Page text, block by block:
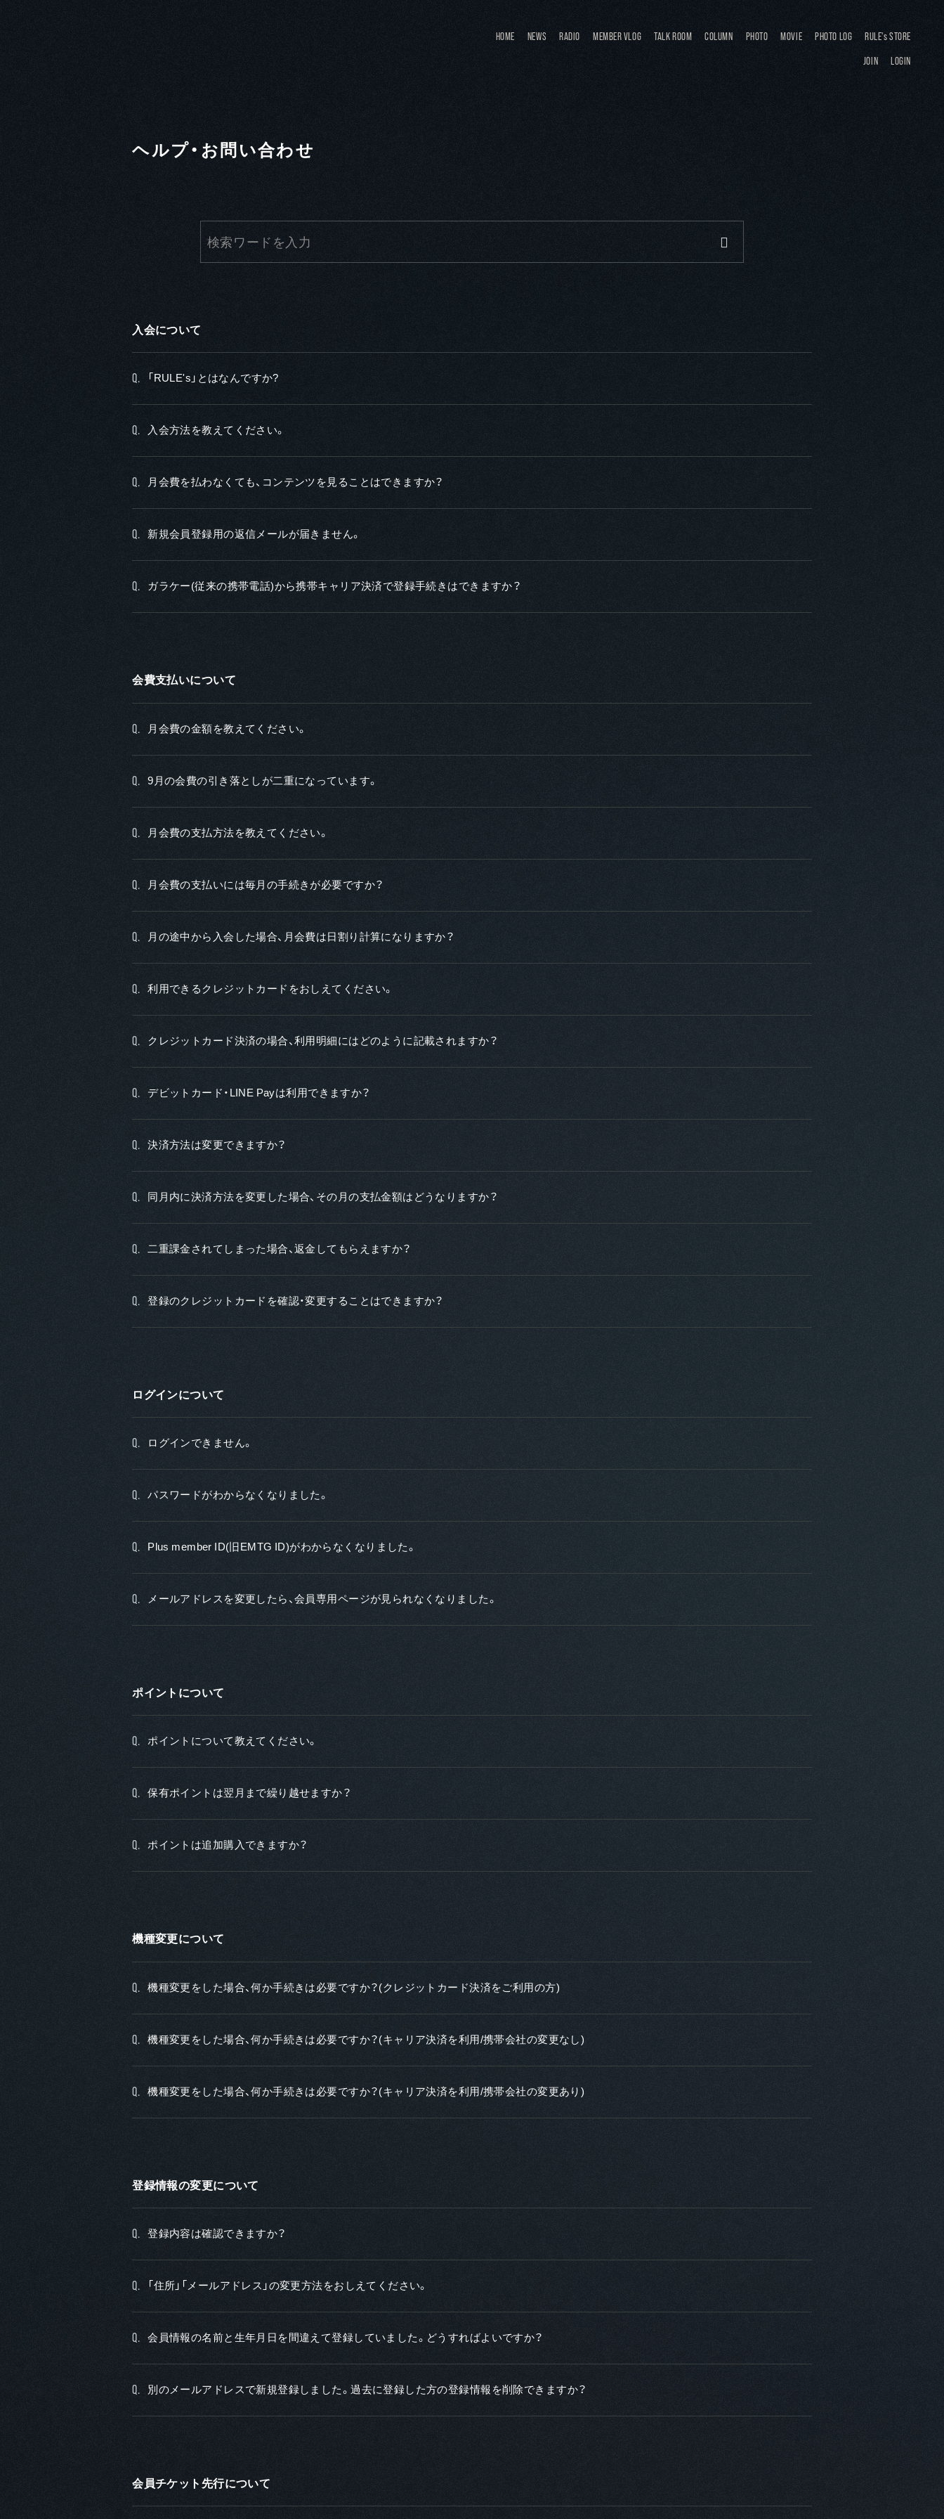
HOME NEWS RADIO MEMBER VLOG TALK ROOM COLUMN PHOTO MOVIE PHOTO LOG RULE's STORE
JOIN LOGIN
ヘルプ・お問い合わせ
入会について
Q. 「RULE's」とはなんですか?
Q. 入会方法を教えてください。
Q. 月会費を払わなくても、コンテンツを見ることはできますか？
Q. 新規会員登録用の返信メールが届きません。
Q. ガラケー(従来の携帯電話)から携帯キャリア決済で登録手続きはできますか？
会費支払いについて
Q. 月会費の金額を教えてください。
Q. 9月の会費の引き落としが二重になっています。
Q. 月会費の支払方法を教えてください。
Q. 月会費の支払いには毎月の手続きが必要ですか？
Q. 月の途中から入会した場合、月会費は日割り計算になりますか？
Q. 利用できるクレジットカードをおしえてください。
Q. クレジットカード決済の場合、利用明細にはどのように記載されますか？
Q. デビットカード・LINE Payは利用できますか？
Q. 決済方法は変更できますか？
Q. 同月内に決済方法を変更した場合、その月の支払金額はどうなりますか？
Q. 二重課金されてしまった場合、返金してもらえますか？
Q. 登録のクレジットカードを確認・変更することはできますか？
ログインについて
Q. ログインできません。
Q. パスワードがわからなくなりました。
Q. Plus member ID(旧EMTG ID)がわからなくなりました。
Q. メールアドレスを変更したら、会員専用ページが見られなくなりました。
ポイントについて
Q. ポイントについて教えてください。
Q. 保有ポイントは翌月まで繰り越せますか？
Q. ポイントは追加購入できますか？
機種変更について
Q. 機種変更をした場合、何か手続きは必要ですか？(クレジットカード決済をご利用の方)
Q. 機種変更をした場合、何か手続きは必要ですか？(キャリア決済を利用/携帯会社の変更なし)
Q. 機種変更をした場合、何か手続きは必要ですか？(キャリア決済を利用/携帯会社の変更あり)
登録情報の変更について
Q. 登録内容は確認できますか？
Q. 「住所」「メールアドレス」の変更方法をおしえてください。
Q. 会員情報の名前と生年月日を間違えて登録していました。どうすればよいですか？
Q. 別のメールアドレスで新規登録しました。過去に登録した方の登録情報を削除できますか？
会員チケット先行について